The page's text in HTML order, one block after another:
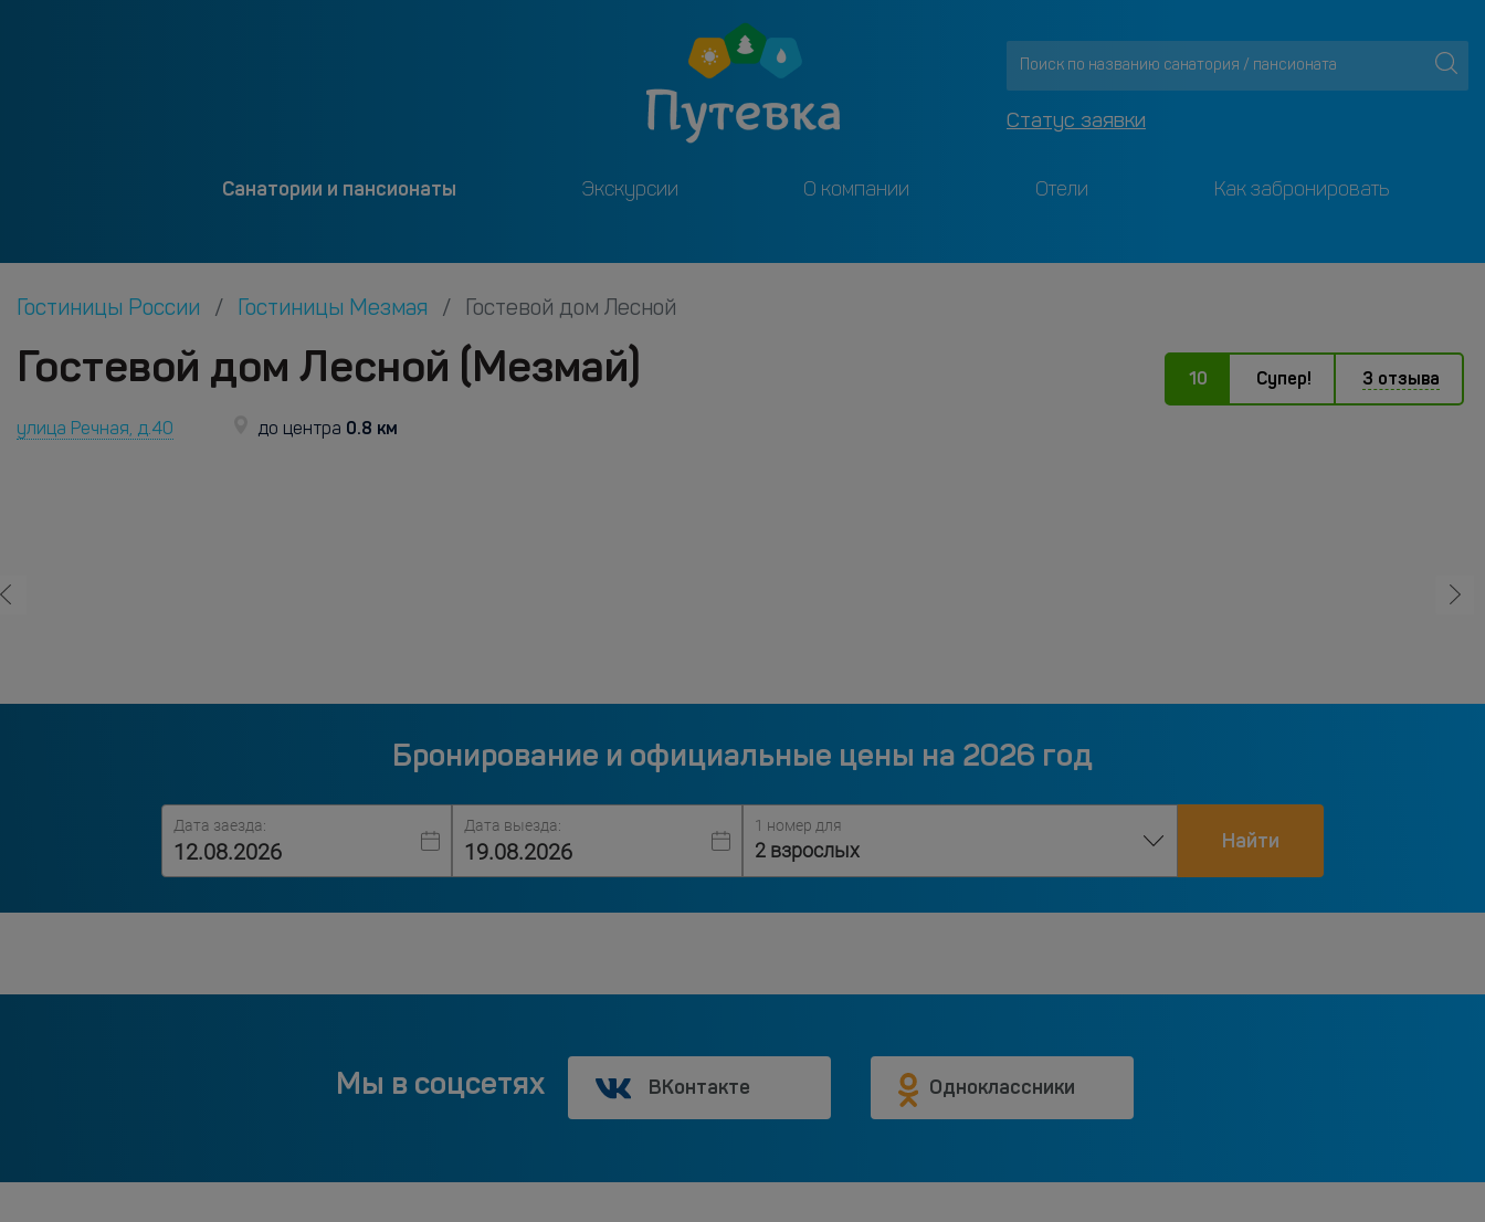
Статус заявки
Санатории и пансионаты Экскурсии О компании Отели Как забронировать
Гостиницы России Гостиницы Мезмая Гостевой дом Лесной
Гостевой дом Лесной (Мезмай)
улица Речная, д.40 до центра 0.8 км
10 Супер! 3 отзыва
Бронирование и официальные цены на 2026 год
Дата заезда: Дата выезда: 1 номер для
2 взрослых Найти
Мы в соцсетях ВКонтакте Одноклассники